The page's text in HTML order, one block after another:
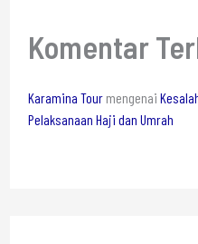
Komentar
Karamina Tourmengenai
Pelaksanaan Haji dan Umrah